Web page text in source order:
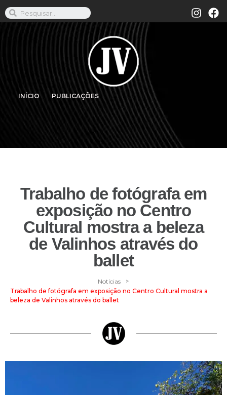
INÍCIO PUBLICAÇÕES
Trabalho de fotógrafa em
exposição no Centro
Cultural mostra a beleza
de Valinhos através do
ballet
Notícias >
Trabalho de fotógrafa em exposição no Centro Cultural mostra a
beleza de Valinhos através do ballet